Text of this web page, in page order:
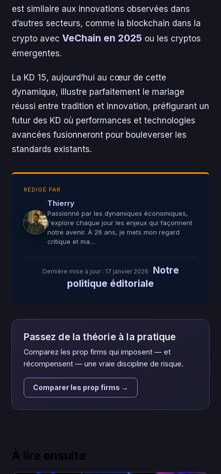
est similaire aux innovations observées dans
d’autres secteurs, comme la blockchain dans la
crypto avec VeChain en 2025 ou les cryptos
émergentes.
La KD 15, aujourd’hui au cœur de cette
dynamique, illustre parfaitement le mariage
réussi entre tradition et innovation, préfigurant un
futur des KD où performances et technologies
avancées fusionneront pour bouleverser les
standards existants.
RÉDIGÉ PAR
Thierry
Passionné par les dynamiques économiques,
j'explore chaque jour les enjeux qui façonnent
notre avenir. À 26 ans, je mets mon regard
critique et ma…
Dernière mise à jour : 17 janvier 2026 · Notre
politique éditoriale
Passez de la théorie à la pratique
Comparez les prop firms qui imposent — et
récompensent — une vraie discipline de risque.
Comparer les prop firms →
À lire ensuite